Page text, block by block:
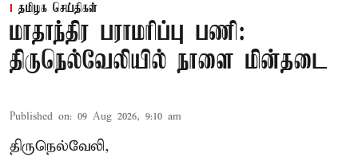
தமிழக செய்திகள்
மாதாந்திர பராமரிப்பு பணி:
திருநெல்வேலியில் நாளை மின்தடை
Published on: 09 Aug 2026, 9:10 am
திருநெல்வேலி,